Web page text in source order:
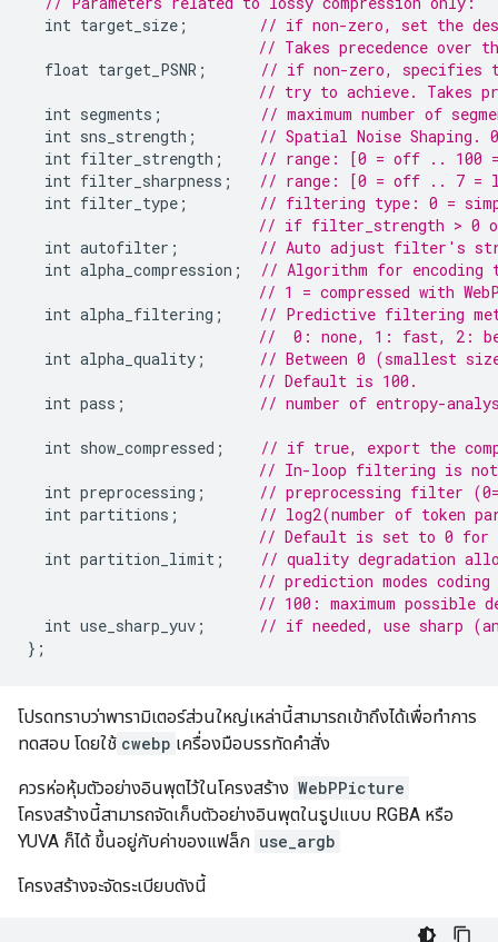
int target_size ;
// if non-zero, set the
// Takes precedence over
float target_PSNR ;
// if non-zero, specifies
// try to achieve. Takes
int segments ;
// maximum number of
int sns_strength ;
// Spatial Noise Shaping.
int filter_strength ;
// range: [0 = off .. 100
int filter_sharpness ;
// range: [0 = off .. 7 =
int filter_type ;
// filtering type: 0 =
// if filter_strength > 0
int autofilter ;
// Auto adjust filter's
int alpha_compression ;
// Algorithm for encoding
// 1 = compressed with
int alpha_filtering ;
// Predictive filtering
//  0: none, 1: fast, 2:
int alpha_quality ;
// Between 0 (smallest
// Default is 100.
int pass ; // number of entropy-
int show_compressed ;
// if true, export the
// In-loop filtering is not
int preprocessing ;
// preprocessing filter
int partitions ;
// log2(number of token
// Default is set to 0 for
int partition_limit ;
// quality degradation
// prediction modes
// 100: maximum possible
int use_sharp_yuv ;
// if needed, use sharp
};
โปรดทราบว่าพารามิเตอร์ส่วนใหญ่เหล่านี้สามารถเข้าถึงได้เพื่อทำการ
ทดสอบ โดยใช้ cwebp เครื่องมือบรรทัดคำสั่ง
ควรห่อหุ้มตัวอย่างอินพุตไว้ในโครงสร้าง WebPPicture
โครงสร้างนี้สามารถจัดเก็บตัวอย่างอินพุตในรูปแบบ RGBA หรือ
YUVA ก็ได้ ขึ้นอยู่กับค่าของแฟล็ก use_argb
โครงสร้างจะจัดระเบียบดังนี้